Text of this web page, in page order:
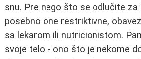
snu. Pre nego što se odlučite za
posebno one restriktivne,
sa lekarom ili nutricionistom.
svoje telo - ono što je nekome